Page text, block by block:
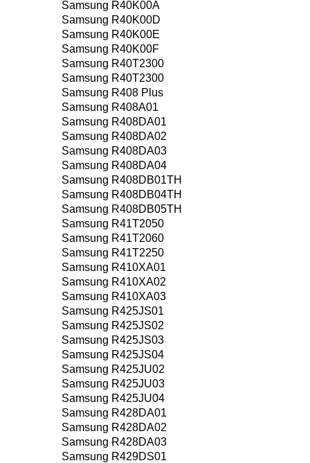
Samsung R40K00A
Samsung R40K00D
Samsung R40K00E
Samsung R40K00F
Samsung R40T2300
Samsung R40T2300
Samsung R408 Plus
Samsung R408A01
Samsung R408DA01
Samsung R408DA02
Samsung R408DA03
Samsung R408DA04
Samsung R408DB01TH
Samsung R408DB04TH
Samsung R408DB05TH
Samsung R41T2050
Samsung R41T2060
Samsung R41T2250
Samsung R410XA01
Samsung R410XA02
Samsung R410XA03
Samsung R425JS01
Samsung R425JS02
Samsung R425JS03
Samsung R425JS04
Samsung R425JU02
Samsung R425JU03
Samsung R425JU04
Samsung R428DA01
Samsung R428DA02
Samsung R428DA03
Samsung R429DS01